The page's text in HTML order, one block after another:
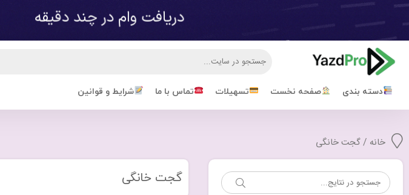
دسته بندی صفحه نخست تسهیلات تماس با ما شرایط و قوانین
خانه / گجت خانگی
گجت خانگی